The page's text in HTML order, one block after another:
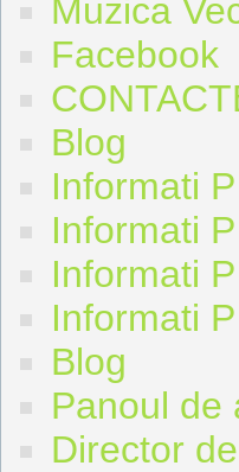
Muzica
Facebook
Blog
Informati
Informati
Informati
Informati
Blog
Panoul de
Director